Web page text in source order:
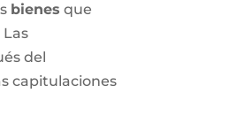
bienes que
del
capitulaciones